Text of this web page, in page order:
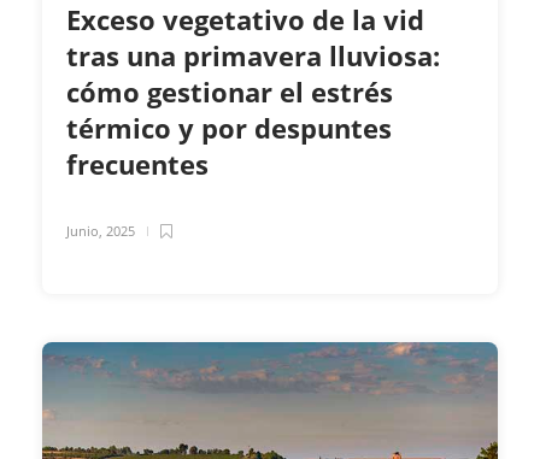
Exceso vegetativo de la vid
tras una primavera lluviosa:
cómo gestionar el estrés
térmico y por despuntes
frecuentes
Junio, 2025